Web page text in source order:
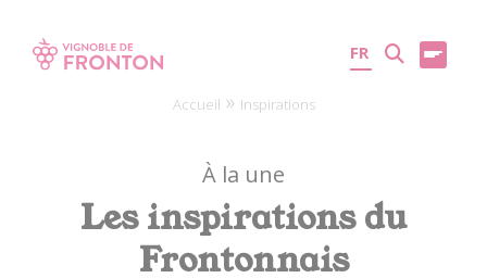
Accueil » Inspirations
Les inspirations du
Frontonnais
À la une